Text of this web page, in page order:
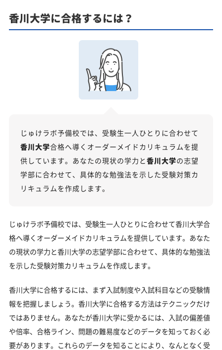
カリキュラムや料金についてお気軽にご相談くださ
香川大学受験専門のオンライン家庭教師「いつでも
クイック指導」もご用意
【2027年度】大学入学共通テスト対策！2026年度
の傾向と合格戦略
科目別分析と最新トレンド
香川大学の総合型選抜入試対策も万全
香川大学総合型選抜入試の主な対策内容
入試方式と学部別受験情報
香川大学の入試日程
香川大学の入試難易度
ている受験生へ
受験勉強を始めるのが遅くても香川大学に合格でき
る？
香川大学に合格するには？
じゅけラボ予備校では、受験生一人ひとりに合わせて
香川大学合格へ導くオーダーメイドカリキュラムを提
供しています。あなたの現状の学力と 香川大学の志望
学部に合わせて、具体的な勉強法を示した受験対策カ
リキュラムを作成します。
じゅけラボ予備校では、受験生一人ひとりに合わせて香川大学合
格へ導くオーダーメイドカリキュラムを提供しています。あなた
の現状の学力と香川大学の志望学部に合わせて、具体的な勉強法
を示した受験対策カリキュラムを作成します。
香川大学に合格するには、まず入試制度や入試科目などの受験情
報を把握しましょう。香川大学に合格する方法はテクニックだけ
ではありません。あなたが香川大学に受かるには、入試の偏差値
や倍率、合格ライン、問題の難易度などのデータを知っておく必
要があります。これらのデータを知ることにより、なんとなく受